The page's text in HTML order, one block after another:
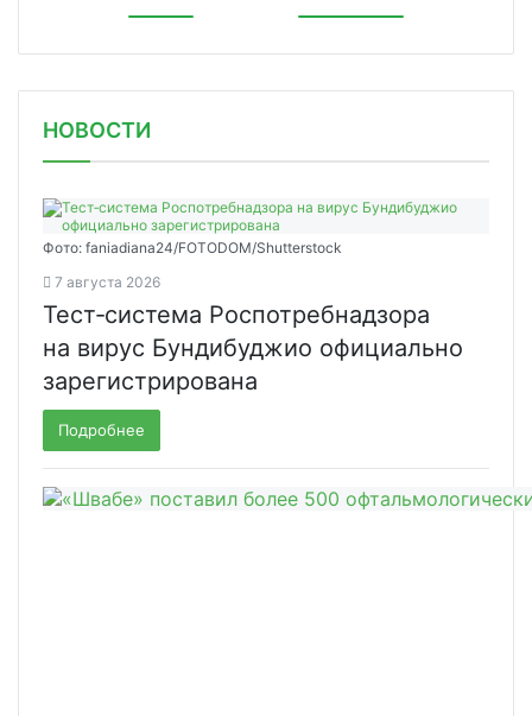
НОВОСТИ
Фото: faniadiana24/FOTODOM/Shutterstock
7 августа 2026
Тест‑система Роспотребнадзора
на вирус Бундибуджио официально
зарегистрирована
Подробнее